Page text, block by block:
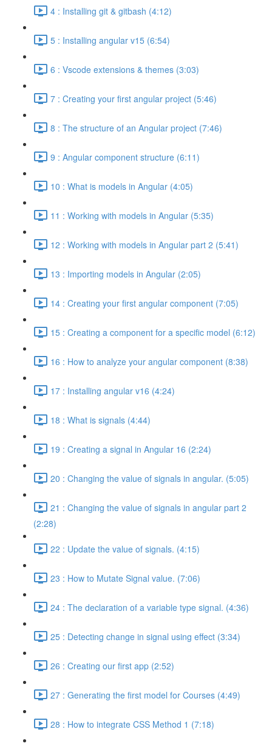
4 : Installing git & gitbash (4:12)
5 : Installing angular v15 (6:54)
6 : Vscode extensions & themes (3:03)
7 : Creating your first angular project (5:46)
8 : The structure of an Angular project (7:46)
9 : Angular component structure (6:11)
10 : What is models in Angular (4:05)
11 : Working with models in Angular (5:35)
12 : Working with models in Angular part 2 (5:41)
13 : Importing models in Angular (2:05)
14 : Creating your first angular component (7:05)
15 : Creating a component for a specific model (6:12)
16 : How to analyze your angular component (8:38)
17 : Installing angular v16 (4:24)
18 : What is signals (4:44)
19 : Creating a signal in Angular 16 (2:24)
20 : Changing the value of signals in angular. (5:05)
21 : Changing the value of signals in angular part 2
(2:28)
22 : Update the value of signals. (4:15)
23 : How to Mutate Signal value. (7:06)
24 : The declaration of a variable type signal. (4:36)
25 : Detecting change in signal using effect (3:34)
26 : Creating our first app (2:52)
27 : Generating the first model for Courses (4:49)
28 : How to integrate CSS Method 1 (7:18)